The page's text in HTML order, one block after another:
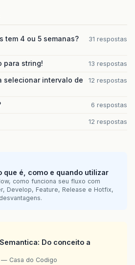
tem 4 ou 5 semanas?
31 respostas
para string! 13 respostas
selecionar intervalo de
12 respostas
6 respostas
12 respostas
que é, como e quando utilizar
como funciona seu fluxo com
Develop, Feature, Release e Hotfix,
Do conceito a
— Casa do Codigo